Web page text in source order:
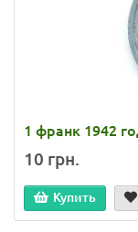
1 франк 1942
10 грн.
Купить